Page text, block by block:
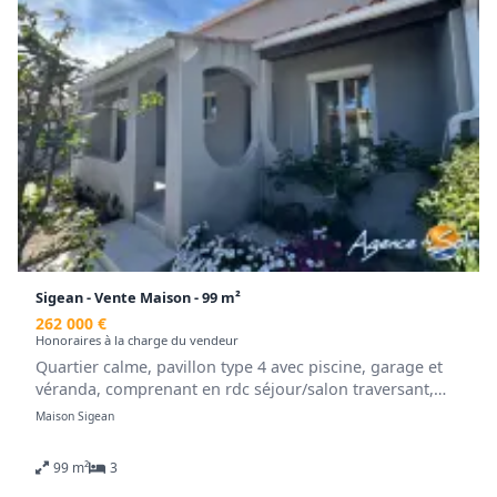
Retrouvez tous nos biens sur www.agencedusoleil.com
Sigean - Vente Maison - 99 m²
262 000 €
Honoraires à la charge du vendeur
Quartier calme, pavillon type 4 avec piscine, garage et
véranda, comprenant en rdc séjour/salon traversant,
cuisine équipée, chambre et sde avec toilette. A l'étage :
réversible et adoucisseur. Votre contact pour les visites
Jean Jacques CASTELLAR 04.68.48.82.25
Maison Sigean
99 m² 3